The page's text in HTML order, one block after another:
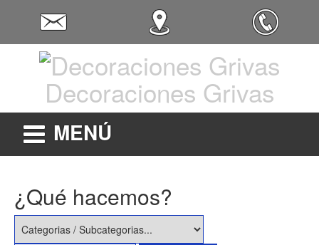
Decoraciones Grivas
MENÚ
¿Qué hacemos?